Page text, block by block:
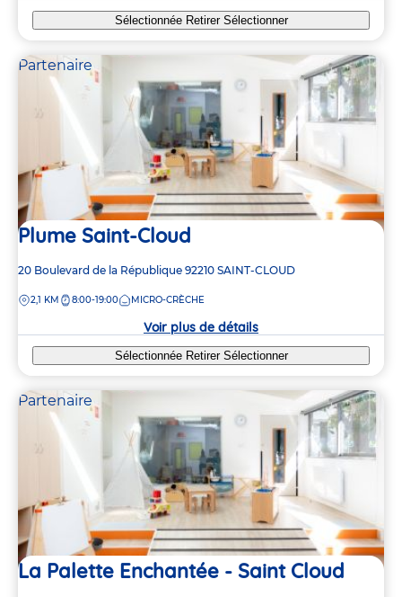
Sélectionnée Retirer Sélectionner
Partenaire
Plume Saint-Cloud
Adresse
la
20 Boulevard de la République 92210 SAINT-CLOUD
DISTANCE
2,1 KM 8:00-19:00 MICRO-CRÈCHE
Voir plus de détails
Sélectionnée Retirer Sélectionner
Partenaire
La Palette Enchantée - Saint Cloud